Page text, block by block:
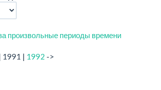
произвольные периоды времени
1991 | 1992 ->